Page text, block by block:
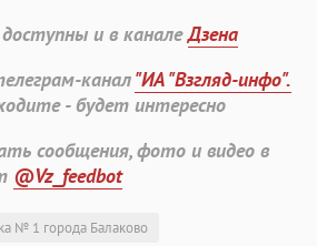
и в каналеДзена
канал"ИА "Взгляд-инфо".
- будет интересно
сообщения, фото и видео в
@Vz_feedbot
№ 1 города Балаково